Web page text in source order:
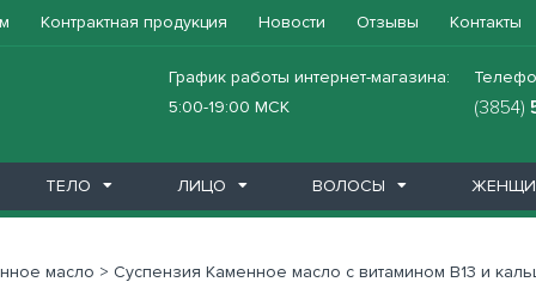
Контрактная продукция Новости Отзывы Контакты
(3854)
График работы интернет-магазина:
5:00-19:00 МСК
Бобродок
Венолад
Глеятоник
Годжидоктор
ГоджИмбирь
Горная благодать
Дан'Ю Па-вли
Дианоль
Добродея
Дух Алтая Натиния
Каменное масло
Крякорус
Лигурикс Гэссе
Лиственница сибирская
Люсаль
Мамбрилия
Маммолия
Мон Грассе сиропы
Мумиё
Натуроник
От паразитов
Пантовая продукция
Пищеварительная система
Покровная система
При аллергии
При варикозе
ТЕЛО
Масла
Молочко для тела
Мыло Уход
Уход
ЛИЦО
Очищение
Подарочные наборы
Сыворотки Тоники
Уход
Уход
ВОЛОСЫ
Ополаскиватели
Средства для интимной
Здоровье
масло > Суспензия Каменное масло с витамином В13 и